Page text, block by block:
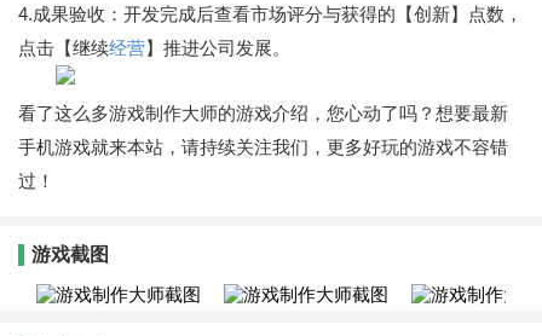
4.成果验收：开发完成后查看市场评分与获得的【创新】点数，
点击【继续经营】推进公司发展。
看了这么多游戏制作大师的游戏介绍，您心动了吗？想要最新
手机游戏就来本站，请持续关注我们，更多好玩的游戏不容错
过！
游戏截图